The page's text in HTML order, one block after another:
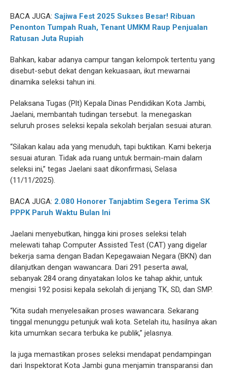
BACA JUGA: Sajiwa Fest 2025 Sukses Besar! Ribuan
Penonton Tumpah Ruah, Tenant UMKM Raup Penjualan
Ratusan Juta Rupiah
Bahkan, kabar adanya campur tangan kelompok tertentu yang
disebut-sebut dekat dengan kekuasaan, ikut mewarnai
dinamika seleksi tahun ini.
Pelaksana Tugas (Plt) Kepala Dinas Pendidikan Kota Jambi,
Jaelani, membantah tudingan tersebut. Ia menegaskan
seluruh proses seleksi kepala sekolah berjalan sesuai aturan.
“Silakan kalau ada yang menuduh, tapi buktikan. Kami bekerja
sesuai aturan. Tidak ada ruang untuk bermain-main dalam
seleksi ini,” tegas Jaelani saat dikonfirmasi, Selasa
(11/11/2025).
BACA JUGA: 2.080 Honorer Tanjabtim Segera Terima SK
PPPK Paruh Waktu Bulan Ini
Jaelani menyebutkan, hingga kini proses seleksi telah
melewati tahap Computer Assisted Test (CAT) yang digelar
bekerja sama dengan Badan Kepegawaian Negara (BKN) dan
dilanjutkan dengan wawancara. Dari 291 peserta awal,
sebanyak 284 orang dinyatakan lolos ke tahap akhir, untuk
mengisi 192 posisi kepala sekolah di jenjang TK, SD, dan SMP.
“Kita sudah menyelesaikan proses wawancara. Sekarang
tinggal menunggu petunjuk wali kota. Setelah itu, hasilnya akan
kita umumkan secara terbuka ke publik,” jelasnya.
Ia juga memastikan proses seleksi mendapat pendampingan
dari Inspektorat Kota Jambi guna menjamin transparansi dan